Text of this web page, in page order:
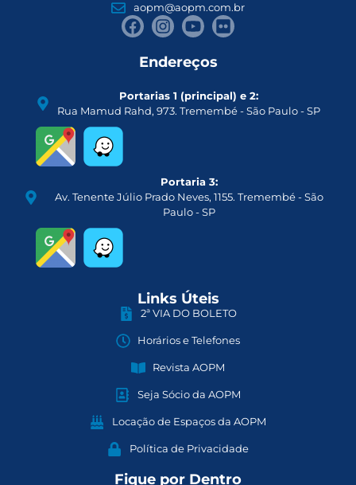
aopm@aopm.com.br
Endereços
Portarias 1 (principal) e 2:
Rua Mamud Rahd, 973. Tremembé - São Paulo - SP
Portaria 3:
Av. Tenente Júlio Prado Neves, 1155. Tremembé - São
Paulo - SP
Links Úteis
2ª VIA DO BOLETO
Horários e Telefones
Revista AOPM
Seja Sócio da AOPM
Locação de Espaços da AOPM
Política de Privacidade
Fique por Dentro